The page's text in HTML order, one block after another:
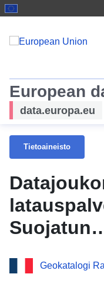
European
data.europa.eu
Tietoaineisto
Suojatun
Geokatalogi